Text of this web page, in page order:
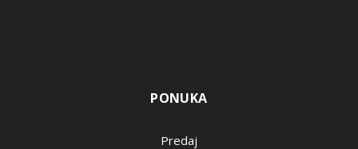
PONUKA
Predaj